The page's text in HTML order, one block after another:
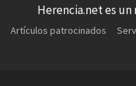
Herencia.net es
Artículos patrocinados